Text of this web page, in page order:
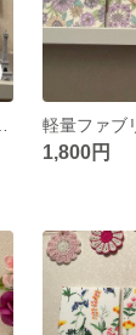
1,800円